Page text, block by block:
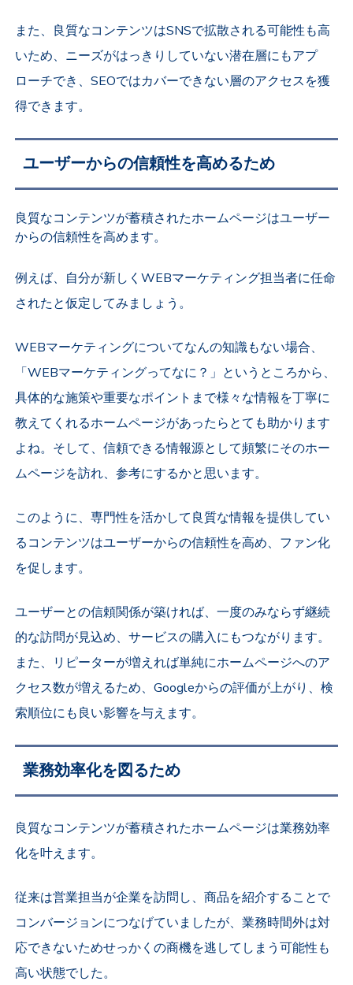
また、良質なコンテンツはSNSで拡散される可能性も高
いため、ニーズがはっきりしていない潜在層にもアプ
ローチでき、SEOではカバーできない層のアクセスを獲
得できます。
ユーザーからの信頼性を高めるため
良質なコンテンツが蓄積されたホームページはユーザー
からの信頼性を高めます。
例えば、自分が新しくWEBマーケティング担当者に任命
されたと仮定してみましょう。
WEBマーケティングについてなんの知識もない場合、
「WEBマーケティングってなに？」というところから、
具体的な施策や重要なポイントまで様々な情報を丁寧に
教えてくれるホームページがあったらとても助かります
よね。そして、信頼できる情報源として頻繁にそのホー
ムページを訪れ、参考にするかと思います。
このように、専門性を活かして良質な情報を提供してい
るコンテンツはユーザーからの信頼性を高め、ファン化
を促します。
ユーザーとの信頼関係が築ければ、一度のみならず継続
的な訪問が見込め、サービスの購入にもつながります。
また、リピーターが増えれば単純にホームページへのア
クセス数が増えるため、Googleからの評価が上がり、検
索順位にも良い影響を与えます。
業務効率化を図るため
良質なコンテンツが蓄積されたホームページは業務効率
化を叶えます。
従来は営業担当が企業を訪問し、商品を紹介することで
コンバージョンにつなげていましたが、業務時間外は対
応できないためせっかくの商機を逃してしまう可能性も
高い状態でした。